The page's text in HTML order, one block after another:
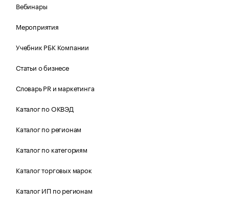
Вебинары
Мероприятия
Учебник РБК Компании
Статьи о бизнесе
Словарь PR и маркетинга
Каталог по ОКВЭД
Каталог по регионам
Каталог по категориям
Каталог торговых марок
Каталог ИП по регионам